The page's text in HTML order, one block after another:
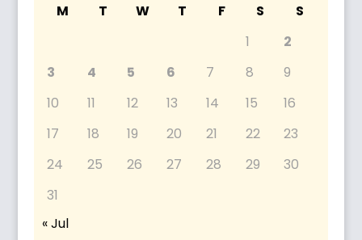
M T W T F S
S
1
2
3
4 5 6 7 8
9
10
11 12 13 14 15
16
17
18 19 20 21 22
23
24
25 26 27 28 29
30
31
« Jul